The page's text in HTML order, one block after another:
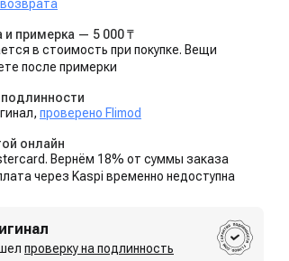
и примерка — 5 000 ₸
в стоимость при покупке. Вещи
после примерки
подлинности
проверено Flimod
онлайн
Вернём 18% от суммы заказа
через Kaspi временно недоступна
проверку на подлинность